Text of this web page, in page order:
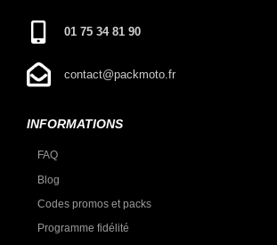
01 75 34 81 90
contact@packmoto.fr
INFORMATIONS
FAQ
Blog
Codes promos et packs
Programme fidélité